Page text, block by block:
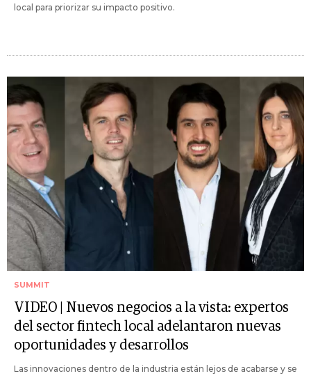
local para priorizar su impacto positivo.
SUMMIT
VIDEO | Nuevos negocios a la vista: expertos
del sector fintech local adelantaron nuevas
oportunidades y desarrollos
Las innovaciones dentro de la industria están lejos de acabarse y se